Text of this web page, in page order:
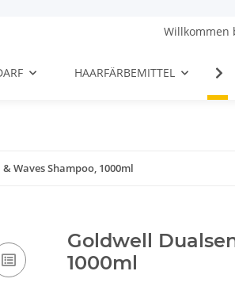
Willkommen
HAARFÄRBEMITTEL
Waves Shampoo, 1000ml
Goldwell
1000ml